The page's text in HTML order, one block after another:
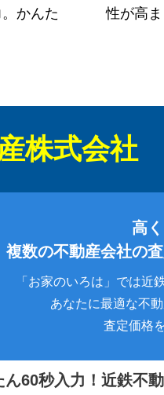
かんた
性が高ま
株式会社
高
複数の不動産会社の
「お家のいろは」では
あなたに最適な不
査定価格
60秒入力！ 近鉄不